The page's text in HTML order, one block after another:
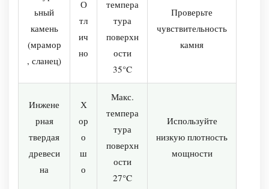
ьный
камень
(мрамор
, сланец)
О
тл
ич
но
темпера
тура
поверхн
ости
35°C
Проверьте
чувствительность
камня
Инжене
рная
твердая
древеси
на
Х
ор
о
ш
о
Макс.
темпера
тура
поверхн
ости
27°C
Используйте
низкую плотность
мощности